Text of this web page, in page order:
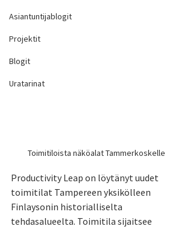
Asiantuntijablogit
Projektit
Blogit
Uratarinat
Toimitiloista näköalat Tammerkoskelle
Productivity Leap on löytänyt uudet
toimitilat Tampereen yksikölleen
Finlaysonin historialliselta
tehdasalueelta. Toimitila sijaitsee